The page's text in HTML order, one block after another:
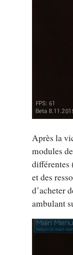
Après la
modules
différentes
et des
d’acheter
ambulant